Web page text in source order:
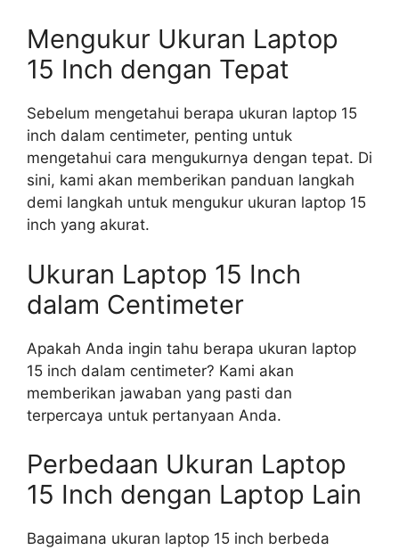
Mengukur Ukuran Laptop
15 Inch dengan Tepat
Sebelum mengetahui berapa ukuran laptop 15
inch dalam centimeter, penting untuk
mengetahui cara mengukurnya dengan tepat. Di
sini, kami akan memberikan panduan langkah
demi langkah untuk mengukur ukuran laptop 15
inch yang akurat.
Ukuran Laptop 15 Inch
dalam Centimeter
Apakah Anda ingin tahu berapa ukuran laptop
15 inch dalam centimeter? Kami akan
memberikan jawaban yang pasti dan
terpercaya untuk pertanyaan Anda.
Perbedaan Ukuran Laptop
15 Inch dengan Laptop Lain
Bagaimana ukuran laptop 15 inch berbeda